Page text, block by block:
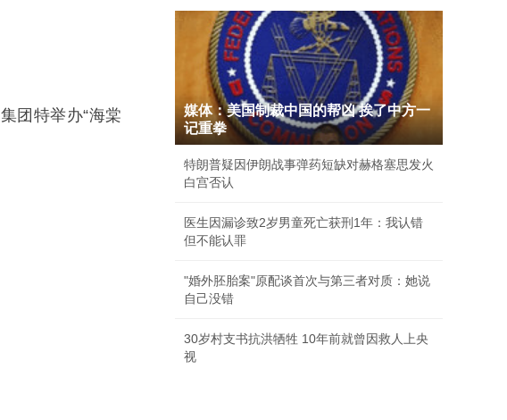
集团特举办“海棠
媒体：美国制裁中国的帮凶 挨了中方一
记重拳
特朗普疑因伊朗战事弹药短缺对赫格塞思发火
白宫否认
医生因漏诊致2岁男童死亡获刑1年：我认错
但不能认罪
"婚外胚胎案"原配谈首次与第三者对质：她说
自己没错
30岁村支书抗洪牺牲 10年前就曾因救人上央
视